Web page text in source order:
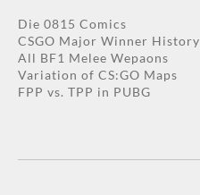
Die 0815 Comics
CSGO Major Winner History
All BF1 Melee Wepaons
Variation of CS:GO Maps
FPP vs. TPP in PUBG